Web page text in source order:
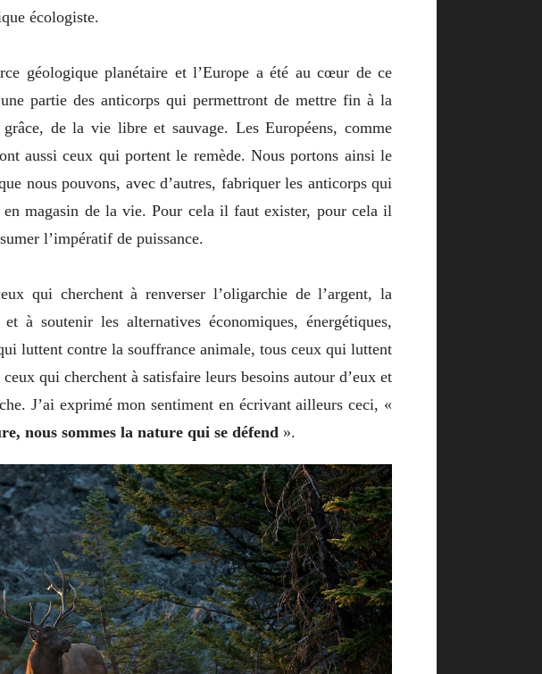
écologiste.
géologique planétaire et l’Europe a été au cœur de ce
partie des anticorps qui permettront de mettre fin à la
de la vie libre et sauvage. Les Européens, comme
aussi ceux qui portent le remède. Nous portons ainsi le
nous pouvons, avec d’autres, fabriquer les anticorps qui
en magasin de la vie. Pour cela il faut exister, pour cela il
l’impératif de puissance.
qui cherchent à renverser l’oligarchie de l’argent, la
à soutenir les alternatives économiques, énergétiques,
luttent contre la souffrance animale, tous ceux qui luttent
qui cherchent à satisfaire leurs besoins autour d’eux et
J’ai exprimé mon sentiment en écrivant ailleurs ceci, «
nous sommes la nature qui se défend ».